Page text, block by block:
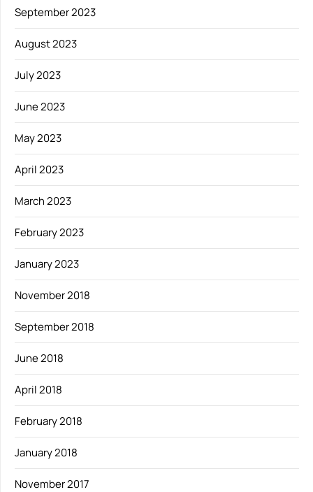
September 2023
August 2023
July 2023
June 2023
May 2023
April 2023
March 2023
February 2023
January 2023
November 2018
September 2018
June 2018
April 2018
February 2018
January 2018
November 2017